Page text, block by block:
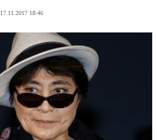
17.11.2017 18:46